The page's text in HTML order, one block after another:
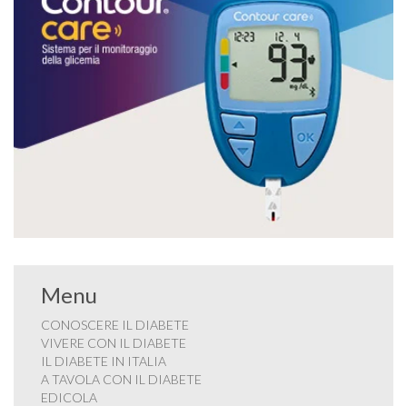
Menu
CONOSCERE IL DIABETE
VIVERE CON IL DIABETE
IL DIABETE IN ITALIA
A TAVOLA CON IL DIABETE
EDICOLA